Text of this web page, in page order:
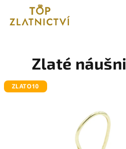
obsah
Zlaté
ZLATO10